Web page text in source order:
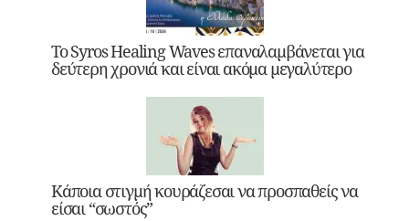
Το Syros Healing Waves επαναλαμβάνεται για
δεύτερη χρονιά και είναι ακόμα μεγαλύτερο
Κάποια στιγμή κουράζεσαι να προσπαθείς να
είσαι “σωστός”